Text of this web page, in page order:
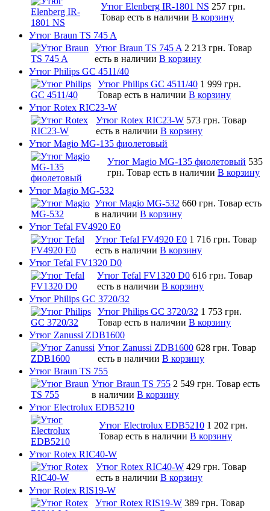
Утюг Elenberg IR-1801 NS 257 грн.
Товар есть в наличии В корзину
Утюг Braun TS 745 A
Утюг Braun TS 745 A 2 213 грн. Товар
есть в наличии В корзину
Утюг Philips GC 4511/40
Утюг Philips GC 4511/40 1 999 грн.
Товар есть в наличии В корзину
Утюг Rotex RIC23-W
Утюг Rotex RIC23-W 573 грн. Товар
есть в наличии В корзину
Утюг Magio MG-135 фиолетовый
Утюг Magio MG-135 фиолетовый 535
грн. Товар есть в наличии В корзину
Утюг Magio MG-532
Утюг Magio MG-532 660 грн. Товар есть
в наличии В корзину
Утюг Tefal FV4920 E0
Утюг Tefal FV4920 E0 1 716 грн. Товар
есть в наличии В корзину
Утюг Tefal FV1320 D0
Утюг Tefal FV1320 D0 616 грн. Товар
есть в наличии В корзину
Утюг Philips GC 3720/32
Утюг Philips GC 3720/32 1 753 грн.
Товар есть в наличии В корзину
Утюг Zanussi ZDB1600
Утюг Zanussi ZDB1600 628 грн. Товар
есть в наличии В корзину
Утюг Braun TS 755
Утюг Braun TS 755 2 549 грн. Товар есть
в наличии В корзину
Утюг Electrolux EDB5210
Утюг Electrolux EDB5210 1 202 грн.
Товар есть в наличии В корзину
Утюг Rotex RIC40-W
Утюг Rotex RIC40-W 429 грн. Товар
есть в наличии В корзину
Утюг Rotex RIS19-W
Утюг Rotex RIS19-W 389 грн. Товар